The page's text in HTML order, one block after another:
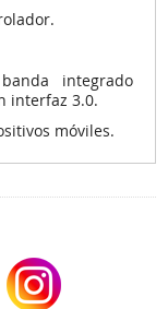
integrado
interfaz 3.0.
móviles.